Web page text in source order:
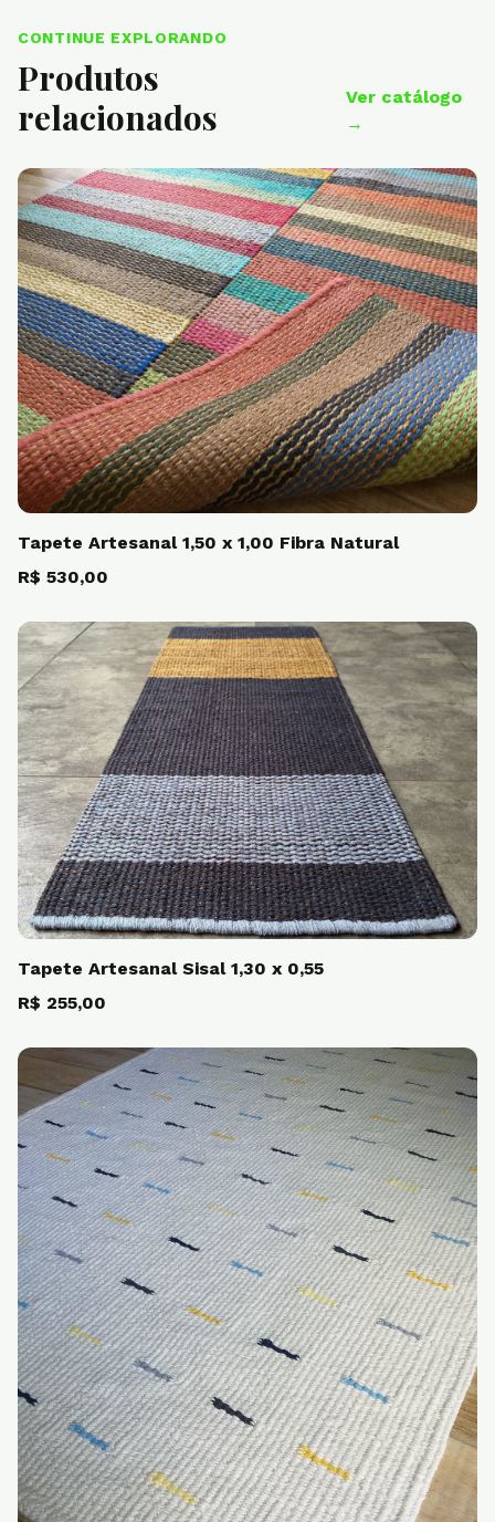
CONTINUE EXPLORANDO
Produtos
relacionados
Ver catálogo
→
Tapete Artesanal 1,50 x 1,00 Fibra Natural
R$ 530,00
Tapete Artesanal Sisal 1,30 x 0,55
R$ 255,00